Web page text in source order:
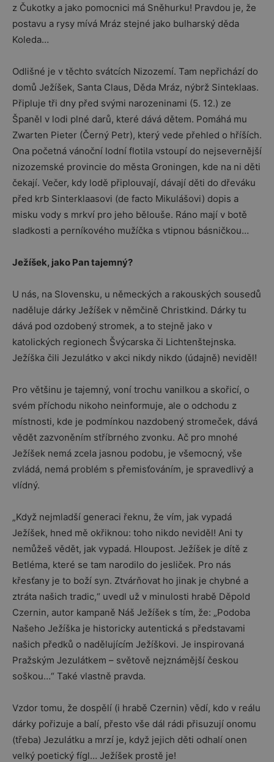
z Čukotky a jako pomocnici má Sněhurku! Pravdou je, že
postavu a rysy mívá Mráz stejné jako bulharský děda
Koleda…
Odlišné je v těchto svátcích Nizozemí. Tam nepřichází do
domů Ježíšek, Santa Claus, Děda Mráz, nýbrž Sinteklaas.
Připluje tři dny před svými narozeninami (5. 12.) ze
Španěl v lodi plné darů, které dává dětem. Pomáhá mu
Zwarten Pieter (Černý Petr), který vede přehled o hříších.
Ona početná vánoční lodní flotila vstoupí do nejsevernější
nizozemské provincie do města Groningen, kde na ni děti
čekají. Večer, kdy lodě připlouvají, dávají děti do dřeváku
před krb Sinterklaasovi (de facto Mikulášovi) dopis a
misku vody s mrkví pro jeho bělouše. Ráno mají v botě
sladkosti a perníkového mužíčka s vtipnou básničkou…
Ježíšek, jako Pan tajemný?
U nás, na Slovensku, u německých a rakouských sousedů
naděluje dárky Ježíšek v němčině Christkind. Dárky tu
dává pod ozdobený stromek, a to stejně jako v
katolických regionech Švýcarska či Lichtenštejnska.
Ježíška čili Jezulátko v akci nikdy nikdo (údajně) neviděl!
Pro většinu je tajemný, voní trochu vanilkou a skořicí, o
svém příchodu nikoho neinformuje, ale o odchodu z
místnosti, kde je podmínkou nazdobený stromeček, dává
vědět zazvoněním stříbrného zvonku. Ač pro mnohé
Ježíšek nemá zcela jasnou podobu, je všemocný, vše
zvládá, nemá problém s přemisťováním, je spravedlivý a
vlídný.
„Když nejmladší generaci řeknu, že vím, jak vypadá
Ježíšek, hned mě okřiknou: toho nikdo neviděl! Ani ty
nemůžeš vědět, jak vypadá. Hloupost. Ježíšek je dítě z
Betléma, které se tam narodilo do jesliček. Pro nás
křesťany je to boží syn. Ztvárňovat ho jinak je chybné a
ztráta našich tradic,“ uvedl už v minulosti hrabě Děpold
Czernin, autor kampaně Náš Ježíšek s tím, že: „Podoba
Našeho Ježíška je historicky autentická s představami
našich předků o nadělujícím Ježíškovi. Je inspirovaná
Pražským Jezulátkem – světově nejznámější českou
soškou…“ Také vlastně pravda.
Vzdor tomu, že dospělí (i hrabě Czernin) vědí, kdo v reálu
dárky pořizuje a balí, přesto vše dál rádi přisuzují onomu
(třeba) Jezulátku a mrzí je, když jejich děti odhalí onen
velký poetický fígl… Ježíšek prostě je!